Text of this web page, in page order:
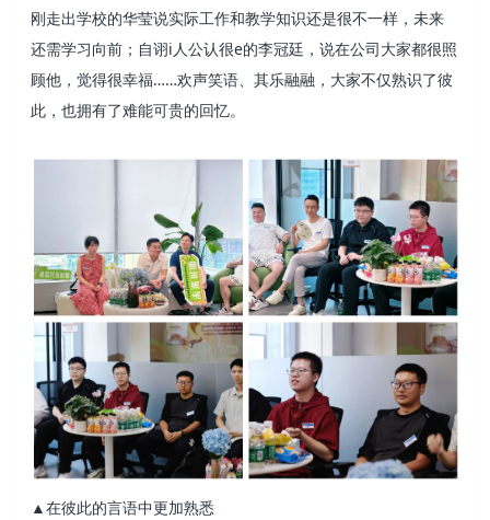
刚走出学校的华莹说实际工作和教学知识还是很不一样，未来
还需学习向前；自诩i人公认很e的李冠廷，说在公司大家都很照
顾他，觉得很幸福……欢声笑语、其乐融融，大家不仅熟识了彼
此，也拥有了难能可贵的回忆。
▲在彼此的言语中更加熟悉